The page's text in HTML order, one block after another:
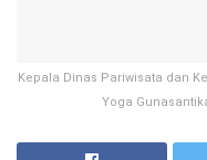
Kepala Dinas Pariwisata dan
Yoga